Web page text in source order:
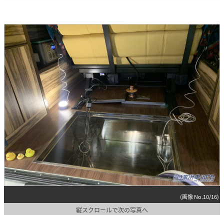
(画像 No.10/16)
縦スクロールで次の写真へ